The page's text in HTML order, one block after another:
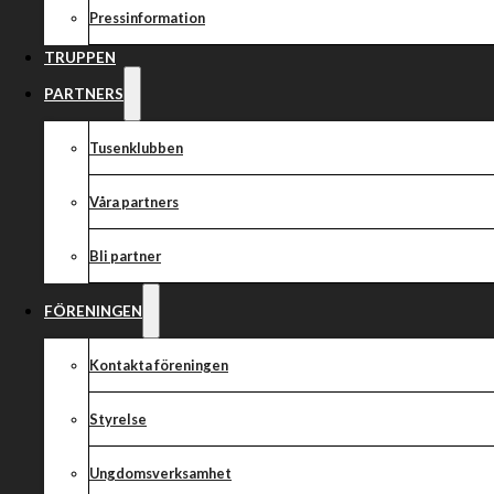
Pressinformation
TRUPPEN
PARTNERS
Tusenklubben
Våra partners
Bli partner
FÖRENINGEN
Kontakta föreningen
Styrelse
Ungdomsverksamhet
Tisdag 1 juni är det äntligen dags för premiär och Västervik
Skrotfrag Arena där Dackarna tar emot för första
VÄSTERVIK
2. Noel Wahlqvist
3. Vadim Tarasenko
5. Pawel Przedpelski
7. Alex Johansson